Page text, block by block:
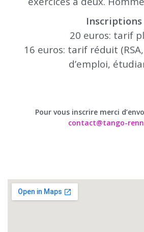
Inscriptions
20 euros: tarif
16 euros: tarif réduit
d’emploi,
Pour vous inscrire merci
contact@tango-